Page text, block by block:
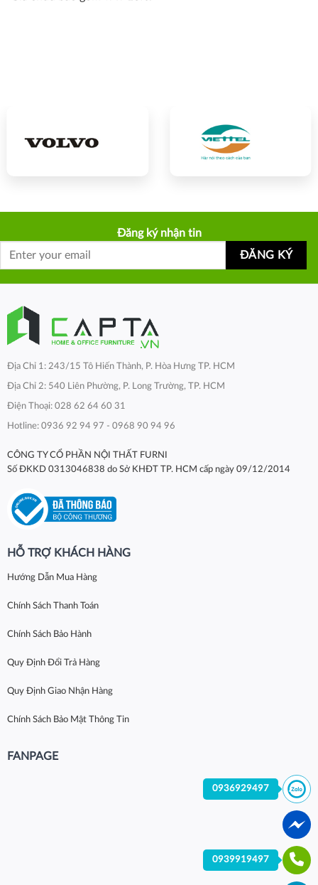
Đăng ký nhận tin
Địa Chỉ 1: 243/15 Tô Hiến Thành, P. Hòa Hưng TP. HCM
Địa Chỉ 2: 540 Liên Phường, P. Long Trường, TP. HCM
Điện Thoại: 028 62 64 60 31
Hotline: 0936 92 94 97 - 0968 90 94 96
CÔNG TY CỔ PHẦN NỘI THẤT FURNI
Số ĐKKD 0313046838 do Sở KHĐT TP. HCM cấp ngày 09/12/2014
HỖ TRỢ KHÁCH HÀNG
Hướng Dẫn Mua Hàng
Chính Sách Thanh Toán
Chính Sách Bảo Hành
Quy Định Đổi Trả Hàng
Quy Định Giao Nhận Hàng
Chính Sách Bảo Mật Thông Tin
FANPAGE
0936929497
0939919497